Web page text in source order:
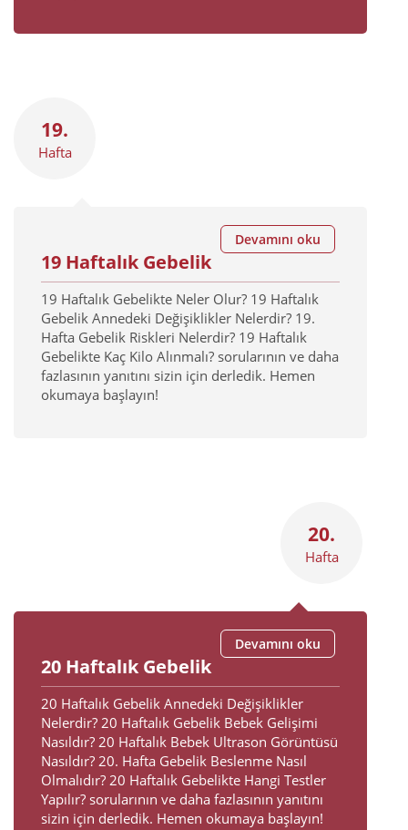
19.
Hafta
19 Haftalık Gebelik
19 Haftalık Gebelikte Neler Olur? 19 Haftalık
Gebelik Annedeki Değişiklikler Nelerdir? 19.
Hafta Gebelik Riskleri Nelerdir? 19 Haftalık
Gebelikte Kaç Kilo Alınmalı? sorularının ve daha
fazlasının yanıtını sizin için derledik. Hemen
okumaya başlayın!
Devamını oku
20.
Hafta
20 Haftalık Gebelik
20 Haftalık Gebelik Annedeki Değişiklikler
Nelerdir? 20 Haftalık Gebelik Bebek Gelişimi
Nasıldır? 20 Haftalık Bebek Ultrason Görüntüsü
Nasıldır? 20. Hafta Gebelik Beslenme Nasıl
Olmalıdır? 20 Haftalık Gebelikte Hangi Testler
Yapılır? sorularının ve daha fazlasının yanıtını
sizin için derledik. Hemen okumaya başlayın!
Devamını oku